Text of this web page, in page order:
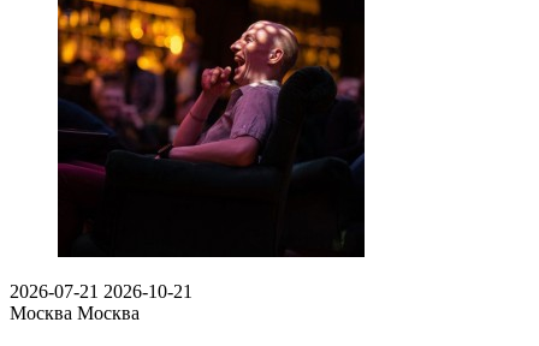
2026-07-21 2026-10-21
Москва Москва